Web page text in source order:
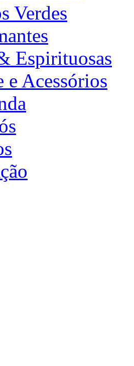
Verdes
Espirituosas
e Acessórios